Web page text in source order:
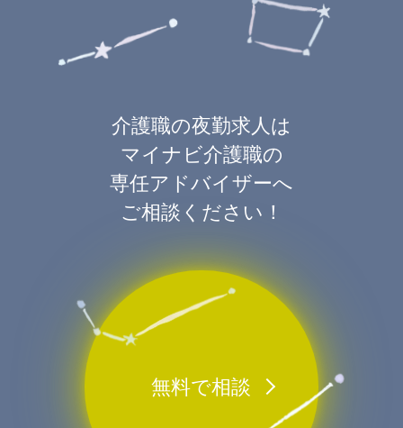
介護職の夜勤求人は
マイナビ介護職の
専任アドバイザーへ
ご相談ください！
無料で相談